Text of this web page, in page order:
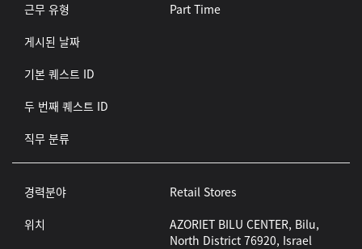
근무 유형
Part Time
게시된 날짜
기본 퀘스트 ID
두 번째 퀘스트 ID
직무 분류
경력분야
Retail Stores
위치
AZORIET BILU CENTER, Bilu,
North District 76920, Israel